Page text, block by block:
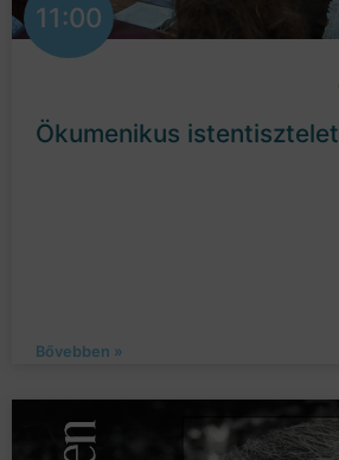
11:00
Ökumenikus istentisztelet
Bővebben »